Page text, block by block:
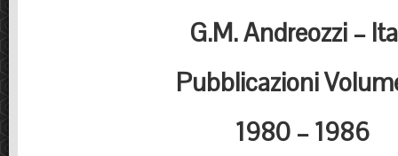
G.M. Andreozzi –
Pubblicazioni
1980 – 1986